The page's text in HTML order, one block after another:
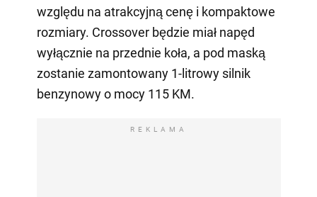
względu na atrakcyjną cenę i kompaktowe
rozmiary. Crossover będzie miał napęd
wyłącznie na przednie koła, a pod maską
zostanie zamontowany 1-litrowy silnik
benzynowy o mocy 115 KM.
REKLAMA